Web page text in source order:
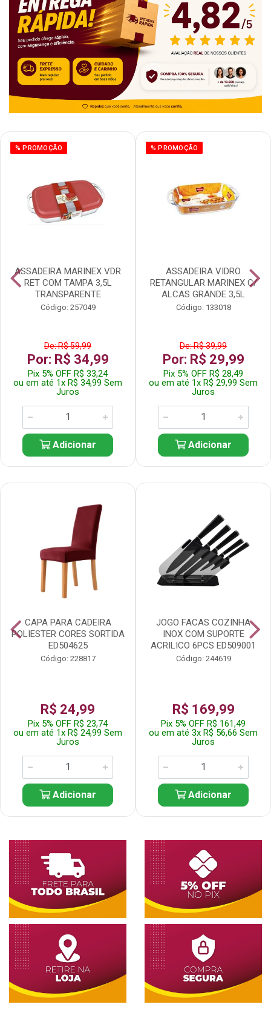
% PROMOÇÃO
ASSADEIRA MARINEX VDR
RET COM TAMPA 3,5L
TRANSPARENTE
Código: 257049
De: R$ 59,99
Por: R$ 34,99
Pix 5% OFF R$ 33,24
ou em até 1x R$ 34,99 Sem
Juros
Adicionar
% PROMOÇÃO
ASSADEIRA VIDRO
RETANGULAR MARINEX C/
ALCAS GRANDE 3,5L
Código: 133018
De: R$ 39,99
Por: R$ 29,99
Pix 5% OFF R$ 28,49
ou em até 1x R$ 29,99 Sem
Juros
Adicionar
CAPA PARA CADEIRA
POLIESTER CORES SORTIDA
ED504625
Código: 228817
R$ 24,99
Pix 5% OFF R$ 23,74
ou em até 1x R$ 24,99 Sem
Juros
Adicionar
JOGO FACAS COZINHA
INOX COM SUPORTE
ACRILICO 6PCS ED509001
Código: 244619
R$ 169,99
Pix 5% OFF R$ 161,49
ou em até 3x R$ 56,66 Sem
Juros
Adicionar